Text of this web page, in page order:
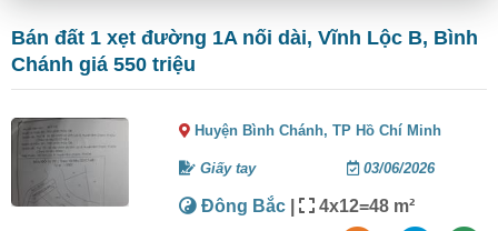
Bán đất 1 xẹt đường 1A nối dài, Vĩnh Lộc B, Bình
Chánh giá 550 triệu
Huyện Bình Chánh,TP Hồ Chí Minh
Giấy tay 03/06/2026
Đông Bắc | 4x12=48 m²